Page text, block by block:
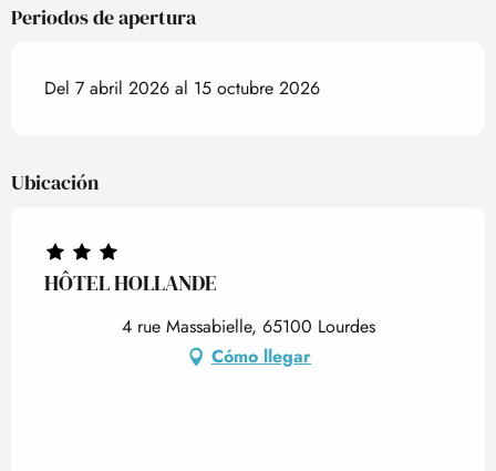
Periodos de apertura
Del 7 abril 2026 al 15 octubre 2026
Ubicación
HÔTEL HOLLANDE
4 rue Massabielle, 65100 Lourdes
Cómo llegar